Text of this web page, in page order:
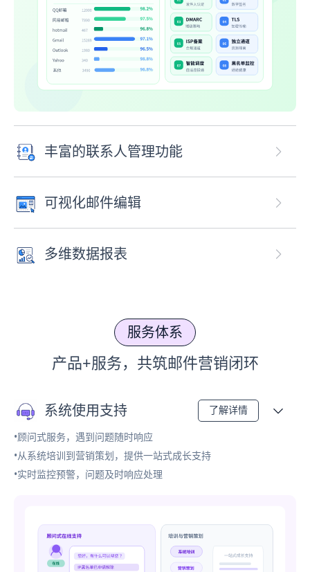
丰富的联系人管理功能
可视化邮件编辑
多维数据报表
服务体系
产品+服务，共筑邮件营销闭环
系统使用支持 了解详情
•顾问式服务，遇到问题随时响应
•从系统培训到营销策划，提供一站式成长支持
•实时监控预警，问题及时响应处理